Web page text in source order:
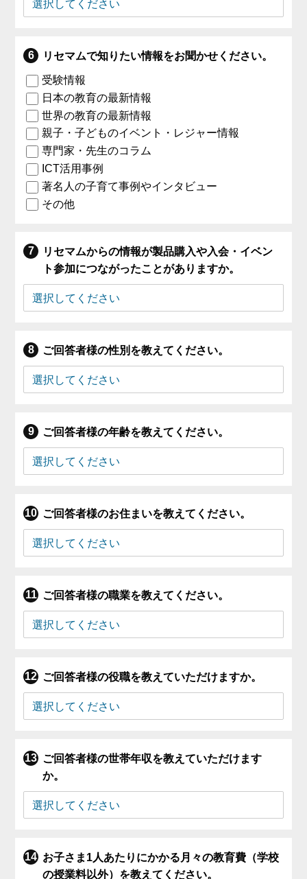
リセマムで知りたい情報をお聞かせください。
受験情報
日本の教育の最新情報
世界の教育の最新情報
親子・子どものイベント・レジャー情報
専門家・先生のコラム
ICT活用事例
著名人の子育て事例やインタビュー
その他
リセマムからの情報が製品購入や入会・イベン
ト参加につながったことがありますか。
ご回答者様の性別を教えてください。
ご回答者様の年齢を教えてください。
ご回答者様のお住まいを教えてください。
ご回答者様の職業を教えてください。
ご回答者様の役職を教えていただけますか。
ご回答者様の世帯年収を教えていただけます
か。
お子さま1人あたりにかかる月々の教育費（学校
の授業料以外）を教えてください。